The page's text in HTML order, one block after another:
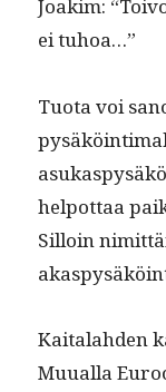
Joakim:
ei tuhoa…”
Tuo­ta voi
helpot­taa
Sil­loin
Kaita­lah­den
Muual­la